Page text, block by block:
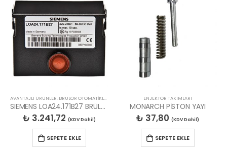
AVANTAJLI ÜRÜNLER, BRÜLÖR OTOMATİKLERİ FIRSAT ÜRÜNLERİ
SIEMENS LOA24.171B27 BRÜLÖR OTOMATİĞİ
₺ 3.241,72 (KDV Dahil)
SEPETE EKLE
ENJEKTÖR TAKIMLARI
MONARCH PİSTON YAYI
₺ 37,80 (KDV Dahil)
SEPETE EKLE